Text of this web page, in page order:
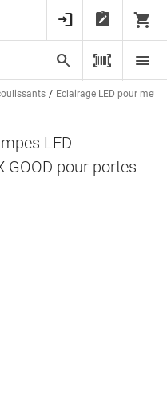
Eclairage LED pour
LED
GOOD pour portes